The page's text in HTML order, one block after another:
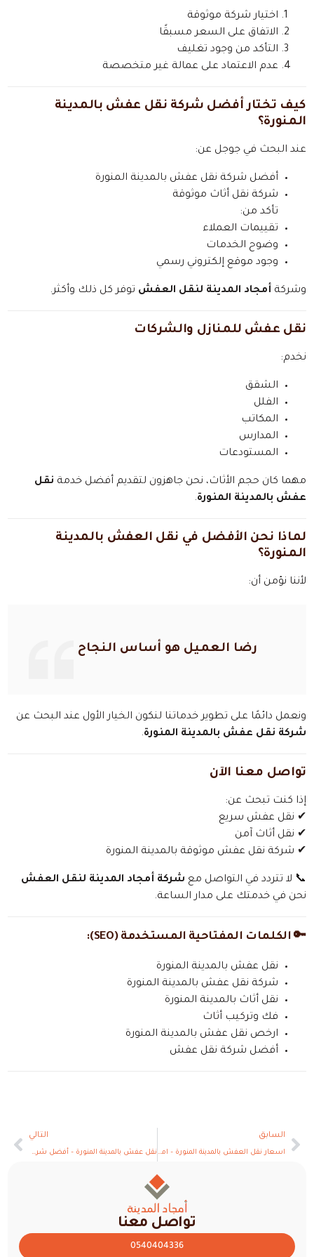
اختيار شركة موثوقة
الاتفاق على السعر مسبقًا
التأكد من وجود تغليف
عدم الاعتماد على عمالة غير متخصصة
كيف تختار أفضل شركة نقل عفش بالمدينة
المنورة؟
عند البحث في جوجل عن:
أفضل شركة نقل عفش بالمدينة المنورة
شركة نقل أثاث موثوقة
تأكد من:
تقييمات العملاء
وضوح الخدمات
وجود موقع إلكتروني رسمي
وشركة أمجاد المدينة لنقل العفش توفر كل ذلك وأكثر.
نقل عفش للمنازل والشركات
نخدم:
الشقق
الفلل
المكاتب
المدارس
المستودعات
مهما كان حجم الأثاث، نحن جاهزون لتقديم أفضل خدمة نقل
عفش بالمدينة المنورة.
لماذا نحن الأفضل في نقل العفش بالمدينة
المنورة؟
لأننا نؤمن أن:
رضا العميل هو أساس النجاح
ونعمل دائمًا على تطوير خدماتنا لنكون الخيار الأول عند البحث عن
شركة نقل عفش بالمدينة المنورة.
تواصل معنا الآن
إذا كنت تبحث عن:
✔ نقل عفش سريع
✔ نقل أثاث آمن
✔ شركة نقل عفش موثوقة بالمدينة المنورة
📞 لا تتردد في التواصل مع شركة أمجاد المدينة لنقل العفش
نحن في خدمتك على مدار الساعة.
🔑 الكلمات المفتاحية المستخدمة (SEO):
نقل عفش بالمدينة المنورة
شركة نقل عفش بالمدينة المنورة
نقل أثاث بالمدينة المنورة
فك وتركيب أثاث
ارخص نقل عفش بالمدينة المنورة
أفضل شركة نقل عفش
السابق
اسعار نقل العفش بالمدينة المنورة – امجاد المدينة
التالي
نقل عفش بالمدينة المنورة – أفضل شركة نقل اثاث مع الفك والتركيب والتغليف
تواصل معنا
0540404336